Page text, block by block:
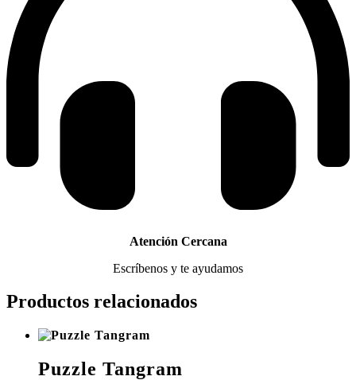
Atención Cercana
Escríbenos y te ayudamos
Productos relacionados
Puzzle Tangram